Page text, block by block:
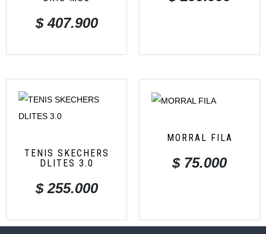
$407.900
TENIS SKECHERS
DLITES 3.0
$255.000
MORRAL FILA
$75.000